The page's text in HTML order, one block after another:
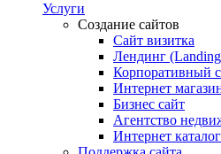
Услуги
Создание сайтов
Сайт визитка
Лендинг
Корпоративный
Интернет
Бизнес сайт
Агентство
Интернет каталог